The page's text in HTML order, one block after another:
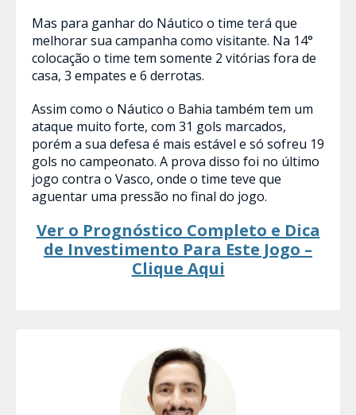
Mas para ganhar do Náutico o time terá que
melhorar sua campanha como visitante. Na 14°
colocação o time tem somente 2 vitórias fora de
casa, 3 empates e 6 derrotas.
Assim como o Náutico o Bahia também tem um
ataque muito forte, com 31 gols marcados,
porém a sua defesa é mais estável e só sofreu 19
gols no campeonato. A prova disso foi no último
jogo contra o Vasco, onde o time teve que
aguentar uma pressão no final do jogo.
Ver o Prognóstico Completo e Dica
de Investimento Para Este Jogo –
Clique Aqui